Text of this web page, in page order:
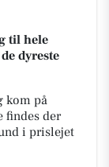
til hele
dyreste
kom på
findes der
i prislejet